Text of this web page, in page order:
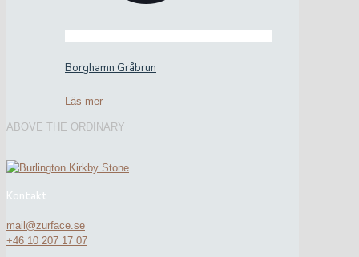
Borghamn Gråbrun
Läs mer
ABOVE THE ORDINARY
Kontakt
mail@zurface.se
+46 10 207 17 07